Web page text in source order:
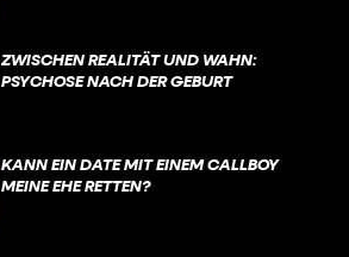
ZWISCHEN REALITÄT UND WAHN:
PSYCHOSE NACH DER GEBURT
KANN EIN DATE MIT EINEM CALLBOY
MEINE EHE RETTEN?